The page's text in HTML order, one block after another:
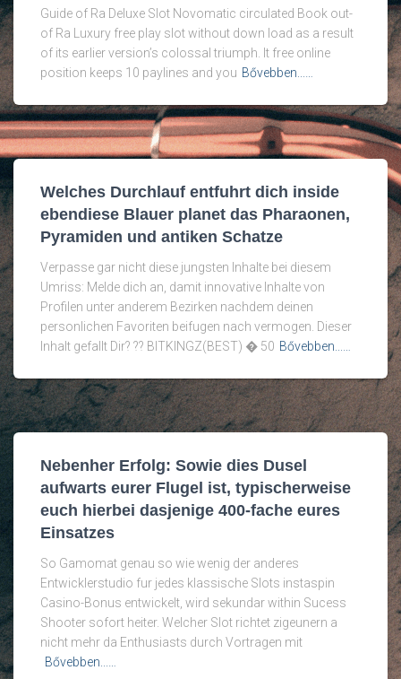
Guide of Ra Deluxe Slot Novomatic circulated Book out-
of Ra Luxury free play slot without down load as a result
of its earlier version’s colossal triumph. It free online
position keeps 10 paylines and you Bővebben...…
Welches Durchlauf entfuhrt dich inside
ebendiese Blauer planet das Pharaonen,
Pyramiden und antiken Schatze
Verpasse gar nicht diese jungsten Inhalte bei diesem
Umriss: Melde dich an, damit innovative Inhalte von
Profilen unter anderem Bezirken nachdem deinen
personlichen Favoriten beifugen nach vermogen. Dieser
Inhalt gefallt Dir? ?? BITKINGZ(BEST) � 50 Bővebben...…
Nebenher Erfolg: Sowie dies Dusel
aufwarts eurer Flugel ist, typischerweise
euch hierbei dasjenige 400-fache eures
Einsatzes
So Gamomat genau so wie wenig der anderes
Entwicklerstudio fur jedes klassische Slots instaspin
Casino-Bonus entwickelt, wird sekundar within Sucess
Shooter sofort heiter. Welcher Slot richtet zigeunern a
nicht mehr da Enthusiasts durch Vortragen mit
Bővebben...…